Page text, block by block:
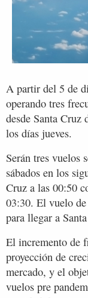
A partir del 5 de
operando tres
desde Santa Cruz
los días jueves.
Serán tres vuelos
sábados en los
Cruz a las 00:50
03:30. El vuelo
para llegar a
El incremento de
proyección de
mercado, y el
vuelos pre